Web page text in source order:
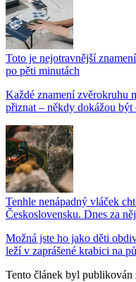
Toto je nejotravnější
po pěti minutách
Každé znamení zvěrokruhu
přiznat – někdy dokážou být
Tenhle nenápadný vláček
Československu. Dnes za
Možná jste ho jako děti
leží v zaprášené krabici na
Tento článek byl publikován